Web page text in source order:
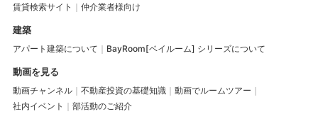
賃貸検索サイト 仲介業者様向け
建築
アパート建築について BayRoom[ベイルーム] シリーズについて
動画を見る
動画チャンネル 不動産投資の基礎知識
動画でルームツアー
社内イベント
部活動のご紹介